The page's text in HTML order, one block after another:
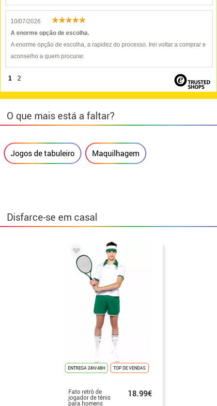
10/07/2026
A enorme opção de escolha.
A enorme opção de escolha, a rapidez do processo. Irei voltar a comprar e
aconselho a quem procurar.
1 2
O que mais está a faltar?
Jogos de tabuleiro Maquilhagem
Disfarce-se em casal
ENTREGA 24H/48H TOP DE VENDAS
Fato retrô de
jogador de tênis
para homens
18.99€